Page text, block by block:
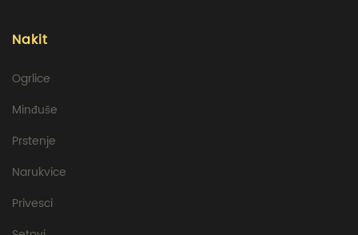
Nakit
Ogrlice
Minđuše
Prstenje
Narukvice
Privesci